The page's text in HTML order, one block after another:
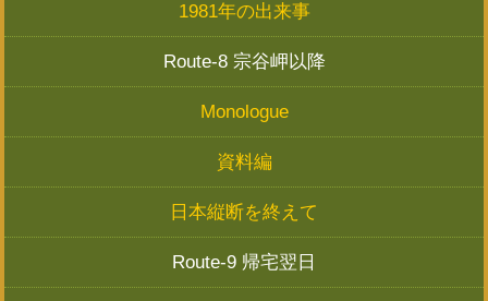
1981年の出来事
Route-8 宗谷岬以降
Monologue
資料編
日本縦断を終えて
Route-9 帰宅翌日